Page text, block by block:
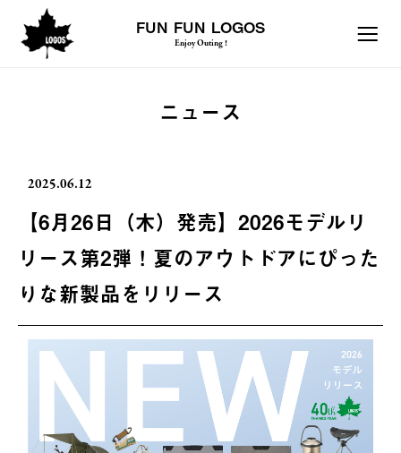
FUN FUN LOGOS
Enjoy Outing !
ニュース
2025.06.12
【6月26日（木）発売】2026モデルリ
リース第2弾！夏のアウトドアにぴった
りな新製品をリリース